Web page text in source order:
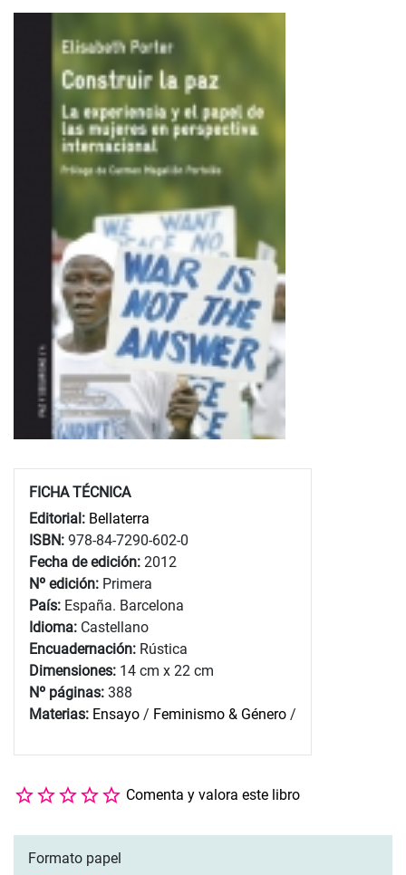
FICHA TÉCNICA
Editorial: Bellaterra
ISBN: 978-84-7290-602-0
Fecha de edición: 2012
Nº edición: Primera
País: España. Barcelona
Idioma: Castellano
Encuadernación: Rústica
Dimensiones: 14 cm x 22 cm
Nº páginas: 388
Materias: Ensayo / Feminismo & Género /
Comenta y valora este libro
Formato papel